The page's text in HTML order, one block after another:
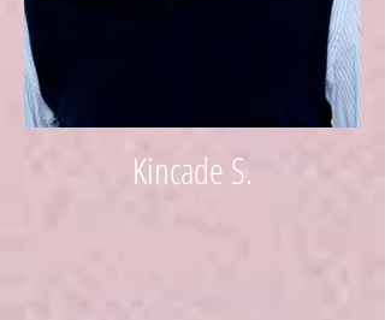
Kincade S.